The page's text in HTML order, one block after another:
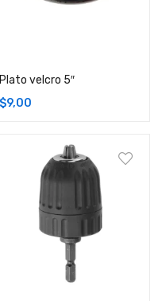
Plato velcro 5″
$9,00